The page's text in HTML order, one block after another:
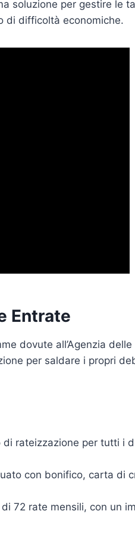
soluzione per gestire le
di difficoltà economiche.
Entrate
dovute all’Agenzia
per saldare i propri
di rateizzazione per tutti i
con bonifico, carta di
72 rate mensili, con un